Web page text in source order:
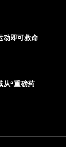
动即可救命
从“重磅药